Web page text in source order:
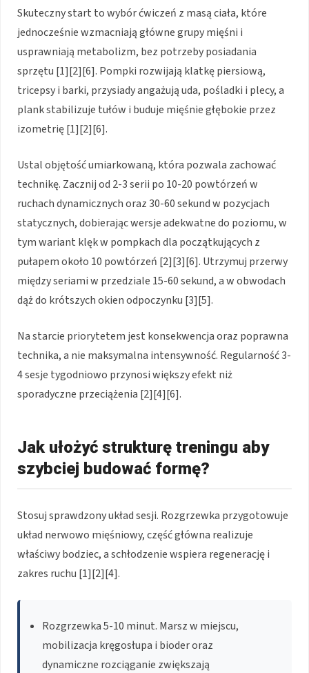
Skuteczny start to wybór ćwiczeń z masą ciała, które
jednocześnie wzmacniają główne grupy mięśni i
usprawniają metabolizm, bez potrzeby posiadania
sprzętu [1][2][6]. Pompki rozwijają klatkę piersiową,
tricepsy i barki, przysiady angażują uda, pośladki i plecy, a
plank stabilizuje tułów i buduje mięśnie głębokie przez
izometrię [1][2][6].
Ustal objętość umiarkowaną, która pozwala zachować
technikę. Zacznij od 2-3 serii po 10-20 powtórzeń w
ruchach dynamicznych oraz 30-60 sekund w pozycjach
statycznych, dobierając wersje adekwatne do poziomu, w
tym wariant klęk w pompkach dla początkujących z
pułapem około 10 powtórzeń [2][3][6]. Utrzymuj przerwy
między seriami w przedziale 15-60 sekund, a w obwodach
dąż do krótszych okien odpoczynku [3][5].
Na starcie priorytetem jest konsekwencja oraz poprawna
technika, a nie maksymalna intensywność. Regularność 3-
4 sesje tygodniowo przynosi większy efekt niż
sporadyczne przeciążenia [2][4][6].
Jak ułożyć strukturę treningu aby
szybciej budować formę?
Stosuj sprawdzony układ sesji. Rozgrzewka przygotowuje
układ nerwowo mięśniowy, część główna realizuje
właściwy bodziec, a schłodzenie wspiera regenerację i
zakres ruchu [1][2][4].
Rozgrzewka 5-10 minut. Marsz w miejscu,
mobilizacja kręgosłupa i bioder oraz
dynamiczne rozciąganie zwiększają